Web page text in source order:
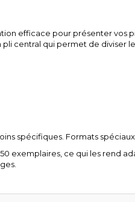
efficace pour présenter vos
central qui permet de diviser
spécifiques. Formats
exemplaires, ce qui les rend